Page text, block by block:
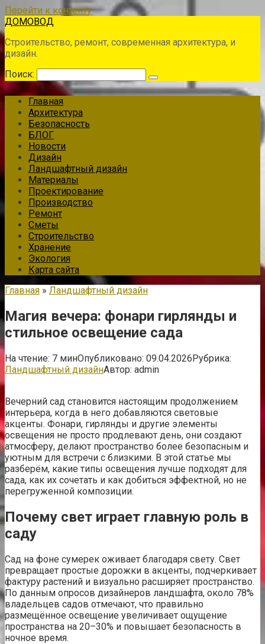
Перейти к контенту
ДОМОВОД
Строительство, ремонт, современная архитектура, и
дизайн.
Поиск:
Главная
Архитектура
Безопасность
БЛОГ
Новости
Дизайн
Ландшафтный дизайн
Материалы
Проектирование
Производство
Ремонт
Сметы
Строительство
Хранение
Экология
Карта сайта
Главная » Ландшафтный дизайн
Магия вечера: фонари гирлянды и
стильное освещение сада
На чтение: 7 минОпубликовано: 09.04.2026Рубрика:
Ландшафтный дизайнАвтор: admin
Вечерний сад становится настоящим продолжением
интерьера, когда в него добавляются световые
акценты. Фонари, гирлянды и другие элементы
освещения не просто продлевают день, они создают
атмосферу, делают пространство более безопасным и
уютным для встречи с близкими. В этой статье мы
разберём, какие типы освещения лучше подходят для
сада, как их сочетать и как добиться эффектной, но не
перегруженной композиции.
Почему свет играет главную роль в
саду
Сад на фоне сумерек оживает благодаря свету. Свет
превращает простые дорожки в акценты, подчеркивает
фактуру растений и визуально расширяет пространство.
По данным опросов дизайнеров ландшафта, около 78%
владельцев садов отмечают, что правильно
размещённое освещение увеличивает ощущение
пространства на 20–30% и повышает безопасность в
ночное время.